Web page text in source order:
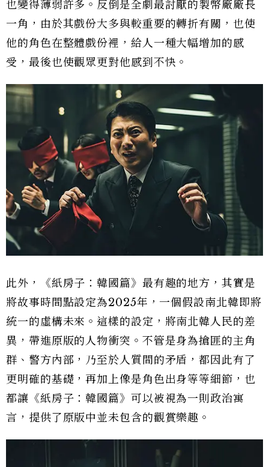
也變得薄弱許多。反倒是全劇最討厭的製幣廠廠長
一角，由於其戲份大多與較重要的轉折有關，也使
他的角色在整體戲份裡，給人一種大幅增加的感
受，最後也使觀眾更對他感到不快。
此外，《紙房子：韓國篇》最有趣的地方，其實是
將故事時間點設定為2025年，一個假設南北韓即將
統一的虛構未來。這樣的設定，將南北韓人民的差
異，帶進原版的人物衝突。不管是身為搶匪的主角
群、警方內部，乃至於人質間的矛盾，都因此有了
更明確的基礎，再加上像是角色出身等等細節，也
都讓《紙房子：韓國篇》可以被視為一則政治寓
言，提供了原版中並未包含的觀賞樂趣。